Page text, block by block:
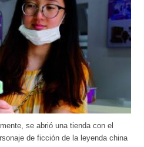
se abrió una tienda con el
de ficción de la leyenda china